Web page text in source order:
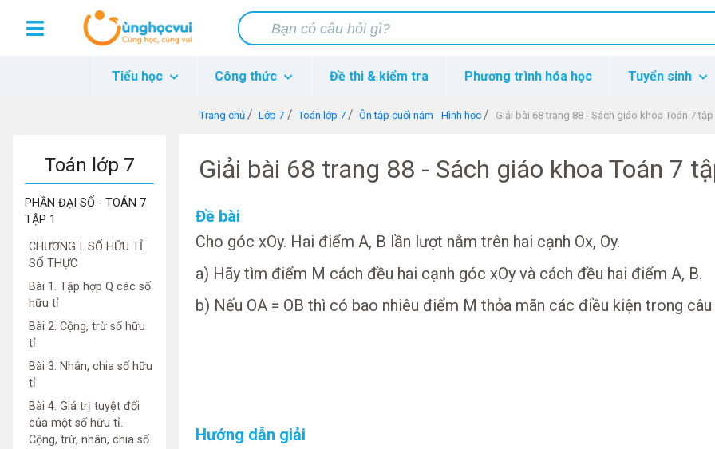
Tiểu học Công thức Đề thi & kiểm tra Phương trình hóa học Tuyển sinh
Trang chủ Lớp 7 Toán lớp 7 Ôn tập cuối năm - Hình học Giải bài 68 trang 88 - Sách giáo khoa Toán 7 tập
Toán lớp 7
PHẦN ĐẠI SỐ - TOÁN 7
TẬP 1
CHƯƠNG I. SỐ HỮU TỈ.
SỐ THỰC
Bài 1. Tập hợp Q các số
hữu tỉ
Bài 2. Cộng, trừ số hữu
tỉ
Bài 3. Nhân, chia số hữu
tỉ
Bài 4. Giá trị tuyệt đối
của một số hữu tỉ.
Cộng, trừ, nhân, chia số
Giải bài 68 trang 88 - Sách giáo khoa Toán 7
Đề bài
Cho góc xOy. Hai điểm A, B lần lượt nằm trên hai cạnh Ox, Oy.
a) Hãy tìm điểm M cách đều hai cạnh góc xOy và cách đều hai điểm A, B.
b) Nếu OA = OB thì có bao nhiêu điểm M thỏa mãn các điều kiện trong câu
Hướng dẫn giải